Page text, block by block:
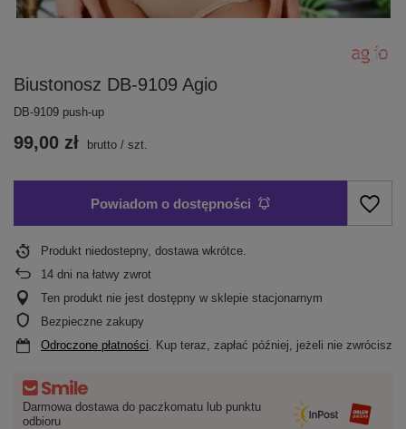
Biustonosz DB-9109 Agio
DB-9109 push-up
99,00 zł brutto / szt.
Powiadom o dostępności
Produkt niedostepny, dostawa wkrótce
14 dni na łatwy zwrot
Ten produkt nie jest dostępny w sklepie stacjonarnym
Bezpieczne zakupy
Odroczone płatności. Kup teraz, zapłać później, jeżeli nie zwrócisz
Darmowa dostawa do paczkomatu lub punktu
odbioru